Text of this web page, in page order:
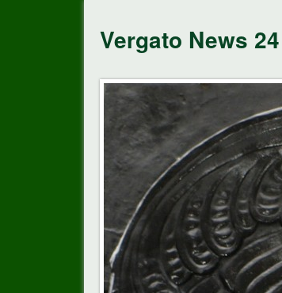
Vergato News 24